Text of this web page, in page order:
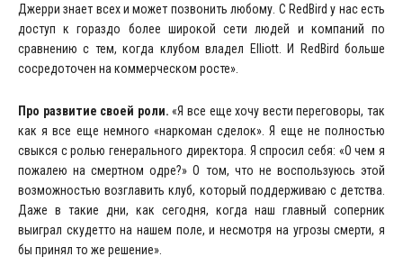
Джерри знает всех и может позвонить любому. С RedBird у нас есть
доступ к гораздо более широкой сети людей и компаний по
сравнению с тем, когда клубом владел Elliott. И RedBird больше
сосредоточен на коммерческом росте».
Про развитие своей роли. «Я все еще хочу вести переговоры, так
как я все еще немного «наркоман сделок». Я еще не полностью
свыкся с ролью генерального директора. Я спросил себя: «О чем я
пожалею на смертном одре?» О том, что не воспользуюсь этой
возможностью возглавить клуб, который поддерживаю с детства.
Даже в такие дни, как сегодня, когда наш главный соперник
выиграл скудетто на нашем поле, и несмотря на угрозы смерти, я
бы принял то же решение».